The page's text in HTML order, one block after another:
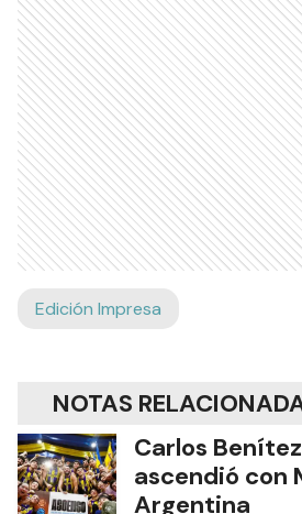
Edición Impresa
NOTAS
Carlos
ascendió con
Argentina